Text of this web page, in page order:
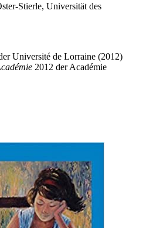
Stierle, Universität des
Université de Lorraine (2012)
2012 der Académie